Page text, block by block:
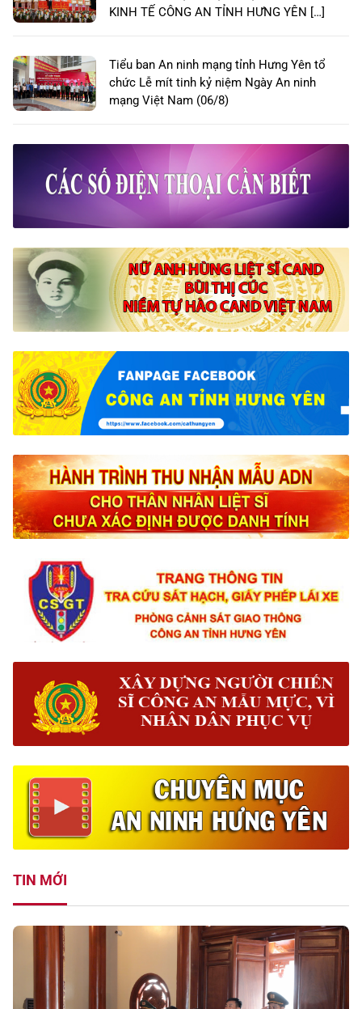
KINH TẾ CÔNG AN TỈNH HƯNG YÊN […]
Tiểu ban An ninh mạng tỉnh Hưng Yên tổ
chức Lễ mít tinh kỷ niệm Ngày An ninh
mạng Việt Nam (06/8)
TIN MỚI